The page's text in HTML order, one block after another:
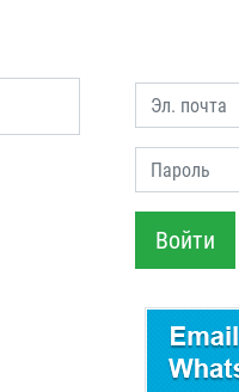
Эл. почта
Пароль
Войти